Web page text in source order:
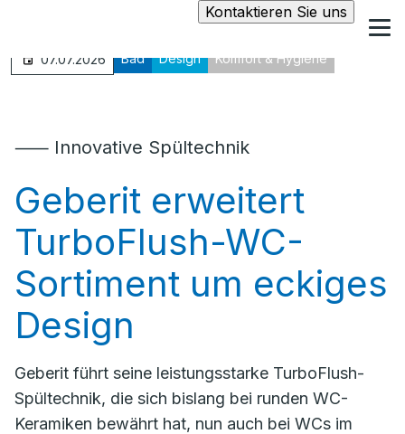
Kontaktieren Sie uns
07.07.2026 Bad Design Komfort & Hygiene
⸺ Innovative Spültechnik
Geberit erweitert
TurboFlush-WC-
Sortiment um eckiges
Design
Geberit führt seine leistungsstarke TurboFlush-
Spültechnik, die sich bislang bei runden WC-
Keramiken bewährt hat, nun auch bei WCs im